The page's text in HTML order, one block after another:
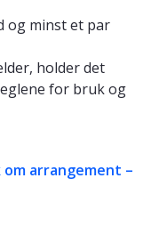
og minst et par
holder det
for bruk og
om arrangement –